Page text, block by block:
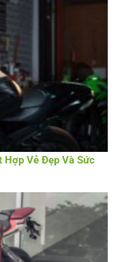
Hợp Vẻ Đẹp Và Sức